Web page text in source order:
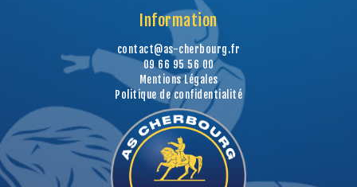
Information
contact@as-cherbourg.fr
09 66 95 56 00
Mentions Légales
Politique de confidentialité